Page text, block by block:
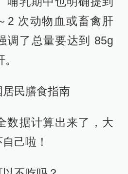
2 次动物血或畜禽肝
调了总量要达到 85g
民膳食指南
数据计算出来了，大
己啦！